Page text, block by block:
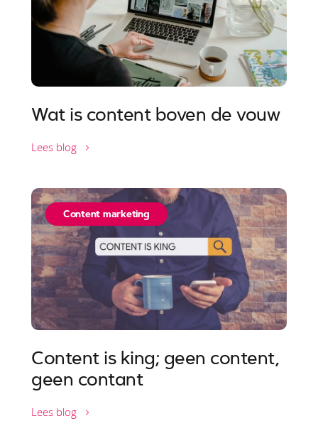
Wat is content boven de vouw
Lees blog
Content is king; geen content,
geen contant
Content marketing
Lees blog